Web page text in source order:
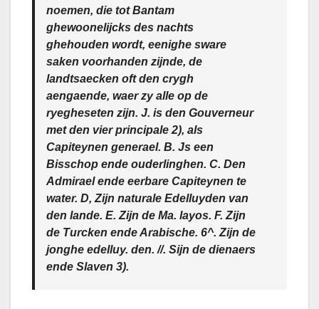
noemen, die tot Bantam
ghewoonelijcks des nachts
ghehouden wordt, eenighe sware
saken voorhanden zijnde, de
landtsaecken oft den crygh
aengaende, waer zy alle op de
ryegheseten zijn. J. is den Gouverneur
met den vier principale 2), als
Capiteynen generael. B. Js een
Bisschop ende ouderlinghen. C. Den
Admirael ende eerbare Capiteynen te
water. D, Zijn naturale Edelluyden van
den lande. E. Zijn de Ma. layos. F. Zijn
de Turcken ende Arabische. 6^. Zijn de
jonghe edelluy. den. //. Sijn de dienaers
ende Slaven 3).